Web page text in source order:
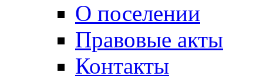
О поселении
Правовые акты
Контакты